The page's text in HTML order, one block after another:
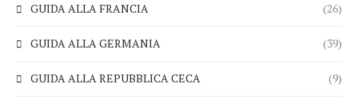
GUIDA ALLA FRANCIA (26)
GUIDA ALLA GERMANIA (39)
GUIDA ALLA REPUBBLICA CECA (9)